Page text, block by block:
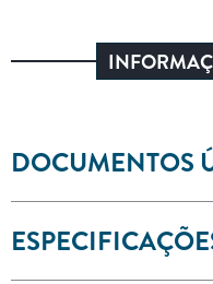
DOCUMENTOS